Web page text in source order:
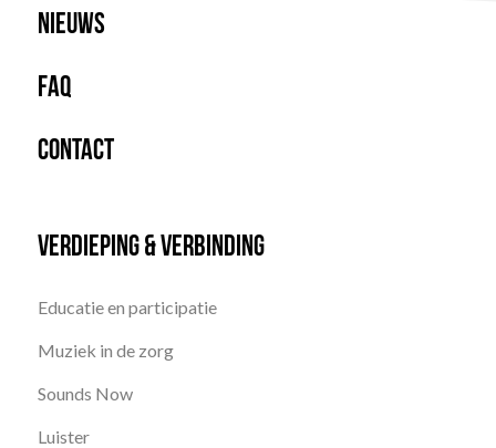
Nieuws
FAQ
Contact
Verdieping & Verbinding
Educatie en participatie
Muziek in de zorg
Sounds Now
Luister